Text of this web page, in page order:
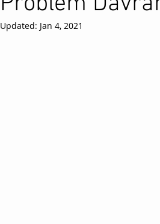
Updated: Jan 4, 2021